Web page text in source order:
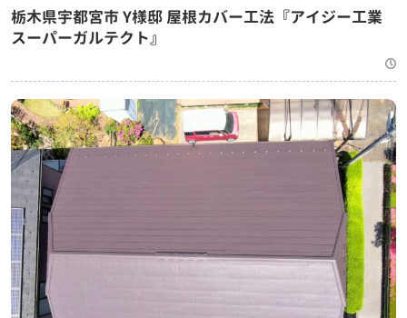
栃木県宇都宮市 Y様邸 屋根カバー工法『アイジー工業
スーパーガルテクト』